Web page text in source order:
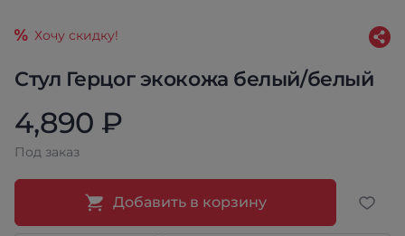
Стул Герцог экокожа белый/белый
Хочу скидку!
4,890 ₽
Под заказ
Добавить в корзину